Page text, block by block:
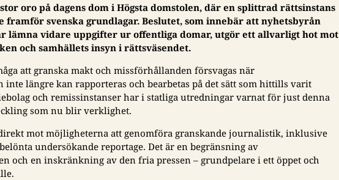
oro på dagens dom i Högsta domstolen, där en splittrad rättsinstans
framför svenska grundlagar. Beslutet, som innebär att nyhetsbyrån
lämna vidare uppgifter ur offentliga domar, utgör ett allvarligt hot mot
och samhällets insyn i rättsväsendet.
att granska makt och missförhållanden försvagas när
inte längre kan rapporteras och bearbetas på det sätt som hittills varit
och remissinstanser har i statliga utredningar varnat för just denna
som nu blir verklighet.
mot möjligheterna att genomföra granskande journalistik, inklusive
undersökande reportage. Det är en begränsning av
och en inskränkning av den fria pressen – grundpelare i ett öppet och